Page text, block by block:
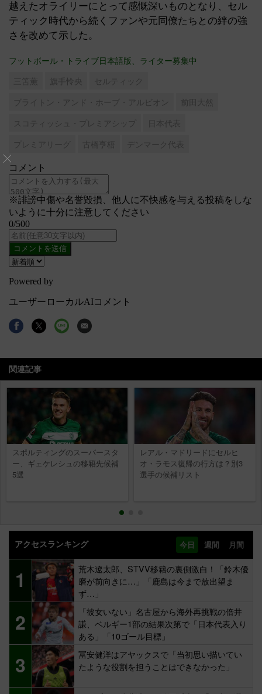
越えたオライリーにとって感慨深いものとなり、セル
ティック時代から続くファンや元同僚たちとの絆の強
さを改めて示した。
フットボール・トライブ日本語版、ライター募集中
旗手怜央
セルティック
ブライトン・アンド・ホーブ・アルビオン
前田大然
スコティッシュ・プレミアシップ
日本代表
プレミアリーグ
古橋亨梧 デンマーク代表
関連記事
スポルティングのスーパースタ
ー、ギェケレシュの移籍先候補
5選
レアル・マドリードにセルヒ
オ・ラモス復帰の行方は？別3
選手の候補リスト
アクセスランキング 今日 週間 月間
1
荒木遼太郎、STVV移籍の裏側激白！「鈴木優
磨が前向きに…」「鹿島は今まで放出望ま
ず…」
2
「彼女いない」名古屋から海外再挑戦の倍井
謙、ベルギー1部の結果次第で「日本代表入り
ある」「10ゴール目標」
3
冨安健洋はアヤックスで「当初思い描いてい
たような役割を担うことはできなかった」